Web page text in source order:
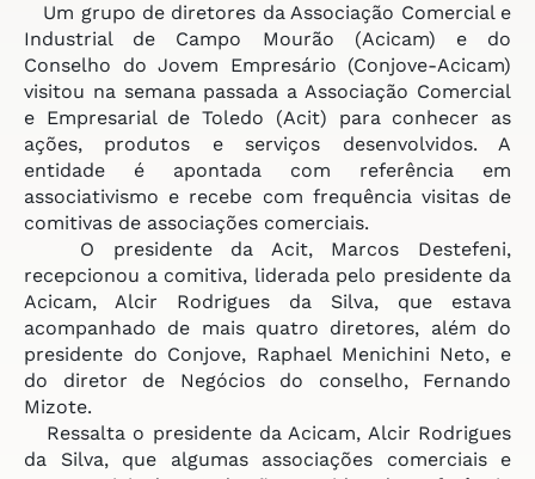
Um grupo de diretores da Associação Comercial e
Industrial de Campo Mourão (Acicam) e do
Conselho do Jovem Empresário (Conjove-Acicam)
visitou na semana passada a Associação Comercial
e Empresarial de Toledo (Acit) para conhecer as
ações, produtos e serviços desenvolvidos. A
entidade é apontada com referência em
associativismo e recebe com frequência visitas de
comitivas de associações comerciais.
O presidente da Acit, Marcos Destefeni,
recepcionou a comitiva, liderada pelo presidente da
Acicam, Alcir Rodrigues da Silva, que estava
acompanhado de mais quatro diretores, além do
presidente do Conjove, Raphael Menichini Neto, e
do diretor de Negócios do conselho, Fernando
Mizote.
Ressalta o presidente da Acicam, Alcir Rodrigues
da Silva, que algumas associações comerciais e